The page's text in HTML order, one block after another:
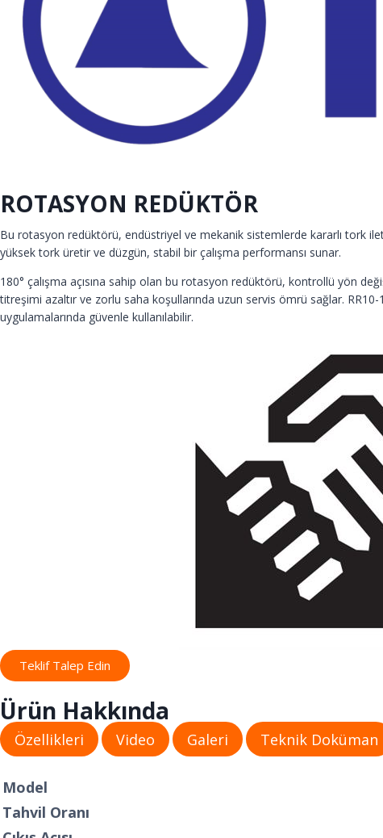
ROTASYON REDÜKTÖR
Bu rotasyon redüktörü, endüstriyel ve mekanik sistemlerde kararlı tork
yüksek tork üretir ve düzgün, stabil bir çalışma performansı sunar.
180° çalışma açısına sahip olan bu rotasyon redüktörü, kontrollü yön
titreşimi azaltır ve zorlu saha koşullarında uzun servis ömrü sağlar.
uygulamalarında güvenle kullanılabilir.
Teklif Talep Edin
Ürün Hakkında
Özellikleri Video Galeri Teknik Doküman
Model
Tahvil Oranı